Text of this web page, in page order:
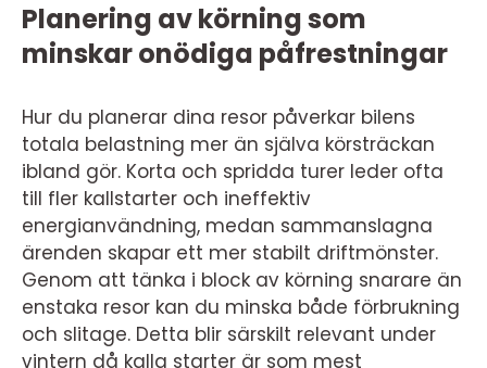
Planering av körning som
minskar onödiga påfrestningar
Hur du planerar dina resor påverkar bilens
totala belastning mer än själva körsträckan
ibland gör. Korta och spridda turer leder ofta
till fler kallstarter och ineffektiv
energianvändning, medan sammanslagna
ärenden skapar ett mer stabilt driftmönster.
Genom att tänka i block av körning snarare än
enstaka resor kan du minska både förbrukning
och slitage. Detta blir särskilt relevant under
vintern då kalla starter är som mest